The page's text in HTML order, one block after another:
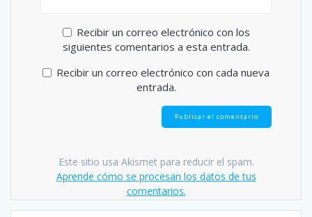
Recibir un correo electrónico con los
siguientes comentarios a esta entrada.
Recibir un correo electrónico con cada nueva
entrada.
Este sitio usa Akismet para reducir el spam.
Aprende cómo se procesan los datos de tus
comentarios.